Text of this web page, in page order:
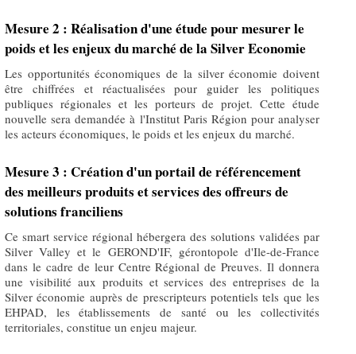
Mesure 2 : Réalisation d'une étude pour mesurer le
poids et les enjeux du marché de la Silver Economie
Les opportunités économiques de la silver économie doivent
être chiffrées et réactualisées pour guider les politiques
publiques régionales et les porteurs de projet. Cette étude
nouvelle sera demandée à l'Institut Paris Région pour analyser
les acteurs économiques, le poids et les enjeux du marché.
Mesure 3 : Création d'un portail de référencement
des meilleurs produits et services des offreurs de
solutions franciliens
Ce smart service régional hébergera des solutions validées par
Silver Valley et le GEROND'IF, gérontopole d'Ile-de-France
dans le cadre de leur Centre Régional de Preuves. Il donnera
une visibilité aux produits et services des entreprises de la
Silver économie auprès de prescripteurs potentiels tels que les
EHPAD, les établissements de santé ou les collectivités
territoriales, constitue un enjeu majeur.